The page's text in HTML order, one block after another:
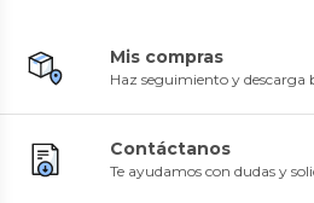
Mis compras
Haz seguimiento y descarga
Contáctanos
Te ayudamos con dudas y